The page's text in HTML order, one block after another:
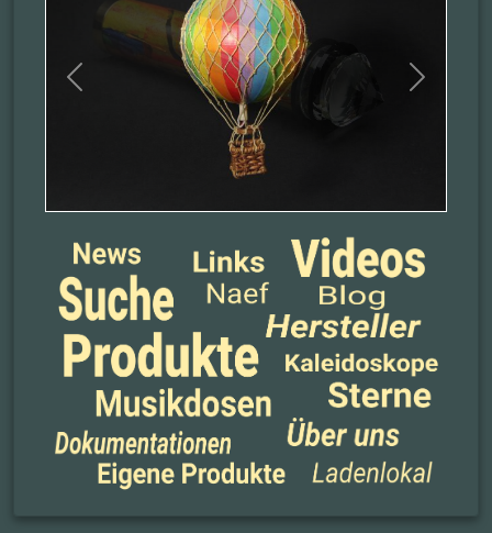
Previous Next